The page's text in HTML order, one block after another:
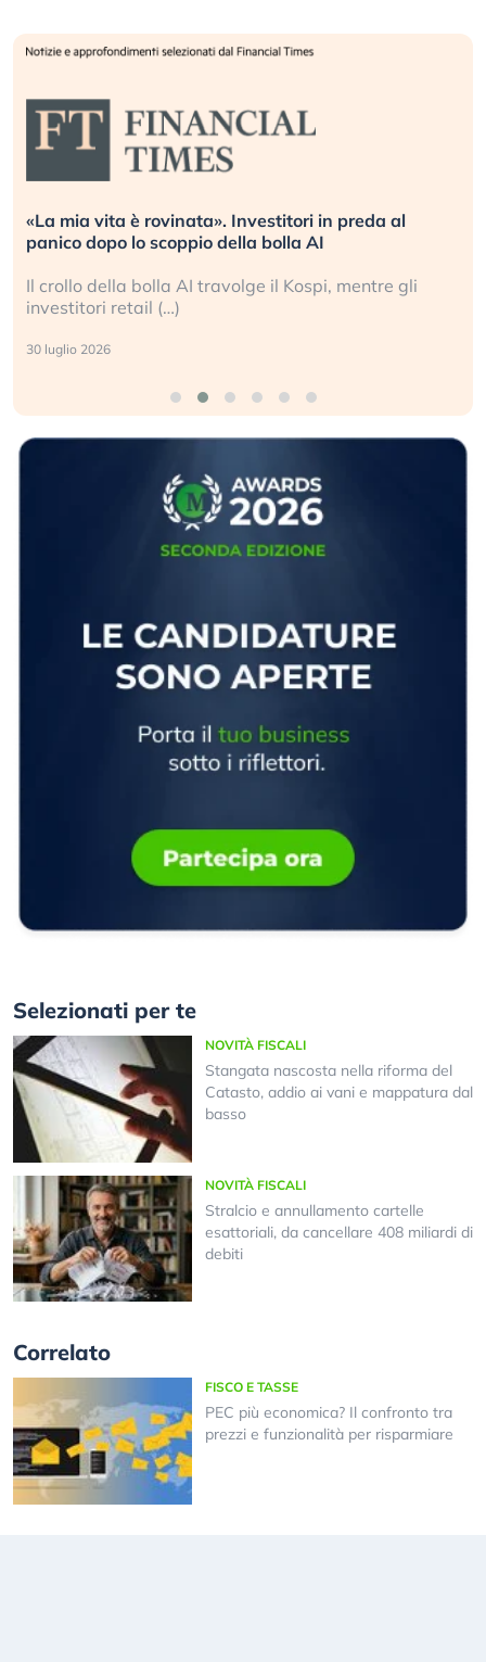
«La mia vita è rovinata». Investitori in preda al
panico dopo lo scoppio della bolla AI
Il crollo della bolla AI travolge il Kospi, mentre gli
investitori retail (…)
30 luglio 2026
Selezionati per te
NOVITÀ FISCALI
Stangata nascosta nella riforma del
Catasto, addio ai vani e mappatura dal
basso
NOVITÀ FISCALI
Stralcio e annullamento cartelle
esattoriali, da cancellare 408 miliardi di
debiti
Correlato
FISCO E TASSE
PEC più economica? Il confronto tra
prezzi e funzionalità per risparmiare